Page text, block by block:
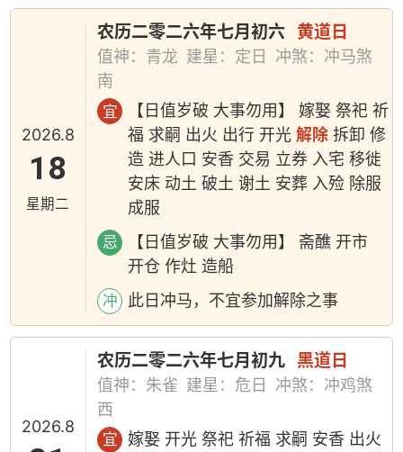
2026.8
18
星期二
农历二零二六年七月初六 黄道日
值神：青龙 建星：定日
冲煞：冲马煞
南
宜
【日值岁破 大事勿用】 嫁娶 祭祀 祈
福 求嗣 出火 出行 开光解除 拆卸 修
造 进人口 安香 交易 立券 入宅 移徙
安床 动土 破土 谢土 安葬 入殓 除服
成服
忌
【日值岁破 大事勿用】 斋醮 开市
开仓 作灶 造船
冲 此日冲马，不宜参加解除之事
2026.8
农历二零二六年七月初九 黑道日
值神：朱雀 建星：危日
冲煞：冲鸡煞
西
宜
嫁娶 开光 祭祀 祈福 求嗣 安香 出火